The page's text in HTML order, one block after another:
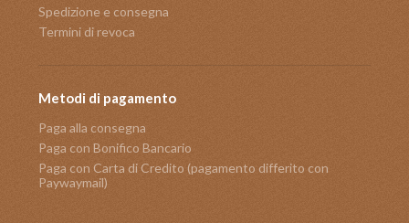
Spedizione e consegna
Termini di revoca
Metodi di pagamento
Paga alla consegna
Paga con Bonifico Bancario
Paga con Carta di Credito (pagamento differito con
Paywaymail)